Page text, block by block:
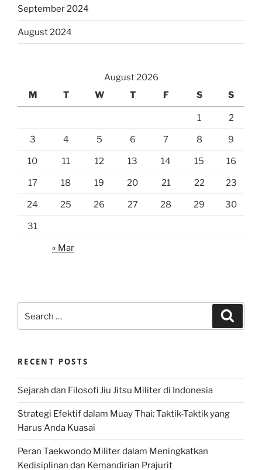
September 2024
August 2024
August 2026
M
T W T F S S
1 2
3 4 5 6 7 8 9
10 11 12 13 14 15 16
17 18 19 20 21 22 23
24 25 26 27 28 29 30
31
« Mar
for:
RECENT POSTS
Sejarah dan Filosofi Jiu Jitsu Militer di Indonesia
Strategi Efektif dalam Muay Thai: Taktik-Taktik yang
Harus Anda Kuasai
Peran Taekwondo Militer dalam Meningkatkan
Kedisiplinan dan Kemandirian Prajurit